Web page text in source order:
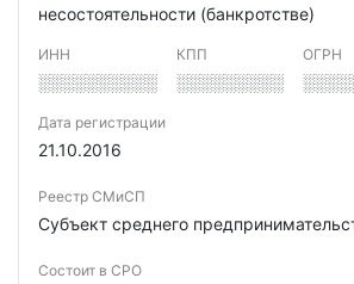
несостоятельности (банкротстве)
ИНН
░░░░░░░░░░
КПП
░░░░░░░░░
ОГРН
Дата регистрации
21.10.2016
Реестр СМиСП
Субъект среднего
Состоит в СРО